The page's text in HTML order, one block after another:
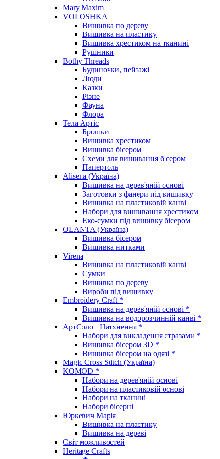
Mary Maxim
VOLOSHKA
Вишивка по дереву
Вишивка на пластику
Вишивка хрестиком на тканині
Рушники
Bothy Threads
Будиночки, пейзажі
Люди
Казки
Різне
Фауна
Флора
Тела Артіс
Брошки
Вишивка хрестиком
Вишивка бісером
Схеми для вишивання бісером
Папертоль
Alisena (Україна)
Вишивка на дерев'яній основі
Заготовки з фанери під вишивку
Вишивка на пластиковій канві
Набори для вишивання хрестиком
Еко-сумки під вишивку бісером
OLANTA (Україна)
Вишивка бісером
Вишивка нитками
Virena
Вишивка на пластиковій канві
Сумки
Вишивка по дереву
Вироби під вишивку
Embroidery Craft *
Вишивка на дерев'яній основі *
Вишивка на водорозчинній канві *
АртСоло - Натхнення *
Набори для викладення стразами *
Вишивка бісером 3D *
Вишивка бісером на одязі *
Magic Cross Stitch (Україна)
KOMOD *
Набори на дерев'яній основі
Набори на пластиковій основі
Набори на тканині
Набори бісерні
Юркевич Марія
Вишивка на пластику
Вишивка на дереві
Світ можливостей
Heritage Crafts